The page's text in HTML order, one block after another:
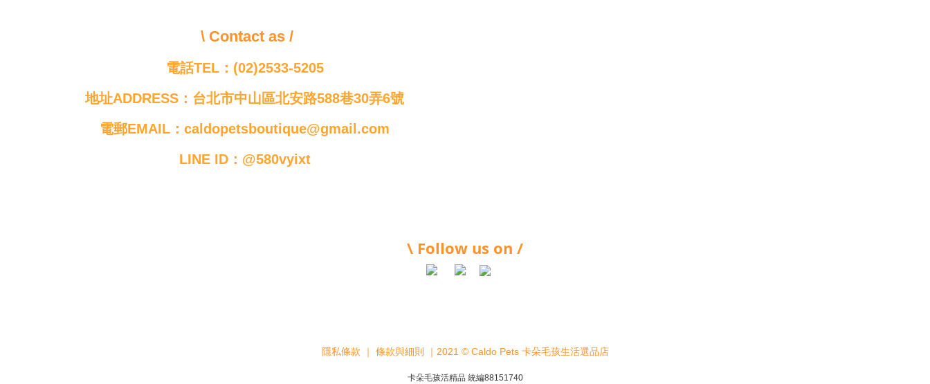
\ Contact as /
電話TEL：(02)2533-5205
地址ADDRESS：台北市中山區北安路588巷30弄6號
電郵EMAIL：caldopetsboutique@gmail.com
LINE ID：@580vyixt
\ Follow us on /
隱私條款 ｜ 條款與細則 ｜2021 © Caldo Pets 卡朵毛孩生活選品店
卡朵毛孩活精品 統編88151740